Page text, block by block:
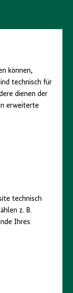
können,
technisch für
dienen der
erweiterte
technisch
z. B.
Ihres